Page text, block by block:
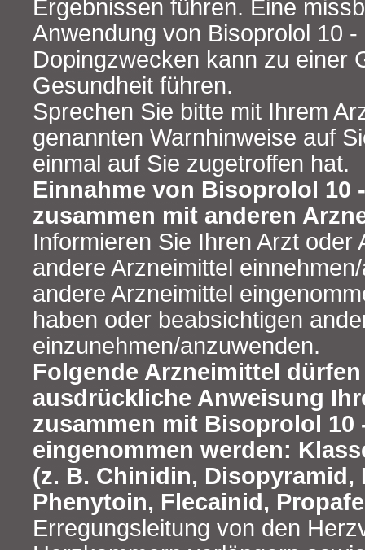
Ergebnissen führen. Eine
Anwendung von Bisoprolol 10
Dopingzwecken kann zu einer
Gesundheit führen.
Sprechen Sie bitte mit Ihrem
genannten Warnhinweise auf
einmal auf Sie zugetroffen hat.
Einnahme von Bisoprolol 10
zusammen mit anderen
Informieren Sie Ihren Arzt oder
andere Arzneimittel
andere Arzneimittel
haben oder beabsichtigen
einzunehmen/anzuwenden.
Folgende Arzneimittel
ausdrückliche Anweisung
zusammen mit Bisoprolol 10
eingenommen werden:
(z. B. Chinidin, Disopyramid,
Phenytoin, Flecainid,
Erregungsleitung von den